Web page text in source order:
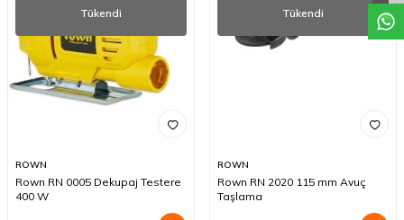
Tükendi
ROWN
Rown RN 0005 Dekupaj Testere
400 W
Tükendi
ROWN
Rown RN 2020 115 mm Avuç
Taşlama